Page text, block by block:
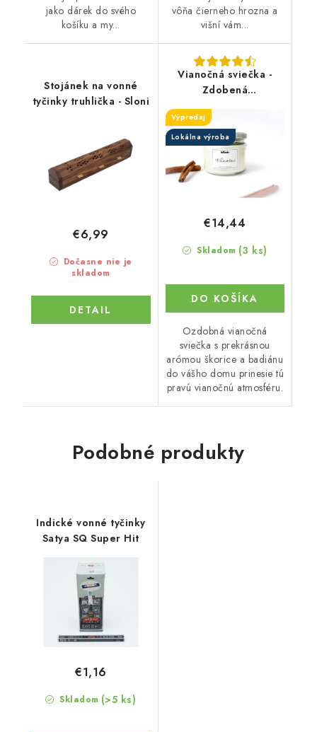
jako dárek do svého
košíku a my...
vôňa čierneho hrozna a
višní vám...
Stojánek na vonné
tyčinky truhlička - Sloni
Dočasne nie je
skladom
€6,99
DETAIL
Vianočná sviečka -
Zdobená
Výpredaj
Lokálna výroba
Skladom (3 ks)
€14,44
DO KOŠÍKA
Ozdobná vianočná
sviečka s prekrásnou
arómou škorice a badiánu
do vášho domu prinesie tú
pravú vianočnú atmosféru.
Podobné produkty
Indické vonné tyčinky
Satya SQ Super Hit
Skladom (>5 ks)
€1,16